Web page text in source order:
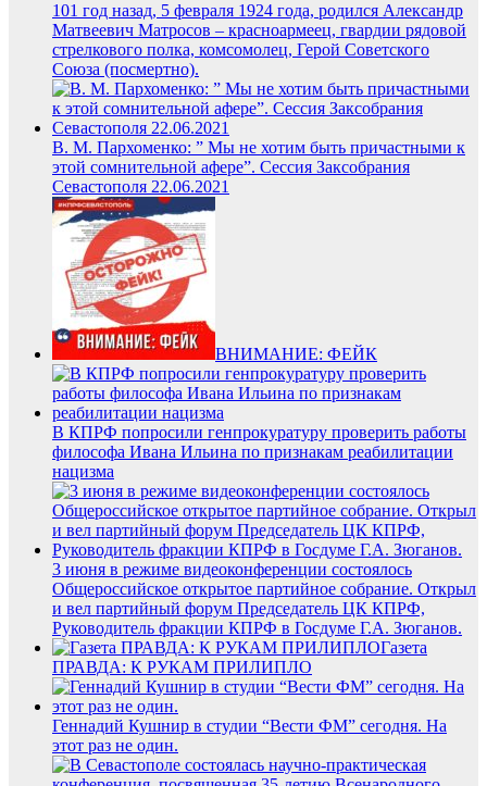
101 год назад, 5 февраля 1924 года, родился Александр
Матвеевич Матросов – красноармеец, гвардии рядовой
стрелкового полка, комсомолец, Герой Советского
Союза (посмертно).
В. М. Пархоменко: ” Мы не хотим быть причастными к
этой сомнительной афере”. Сессия Заксобрания
Севастополя 22.06.2021
ВНИМАНИЕ: ФЕЙК
В КПРФ попросили генпрокуратуру проверить работы
философа Ивана Ильина по признакам реабилитации
нацизма
3 июня в режиме видеоконференции состоялось
Общероссийское открытое партийное собрание. Открыл
и вел партийный форум Председатель ЦК КПРФ,
Руководитель фракции КПРФ в Госдуме Г.А. Зюганов.
Газета
ПРАВДА: К РУКАМ ПРИЛИПЛО
Геннадий Кушнир в студии “Вести ФМ” сегодня. На
этот раз не один.